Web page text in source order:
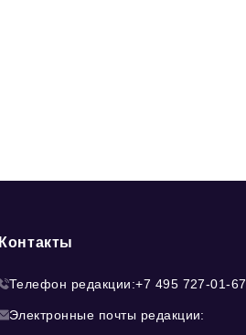
Контакты
Телефон редакции:+7 495 727-01-67
Электронные почты редакции: